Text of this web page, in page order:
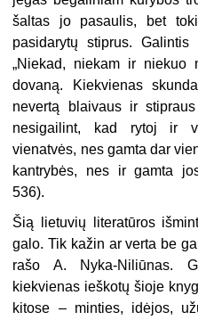
šaltas jo pasaulis, bet
pasidarytų stiprus.
„Niekad, nie­kam ir niekuo
dovaną. Kiekvienas
never­tą blaivaus ir
nesigailint, kad rytoj ir
vienatvės, nes gamta dar
kantry­bės, nes ir gamta
536).
Šią lietuvių literatūros
galo. Tik kažin ar verta be
rašo A. Nyka-Niliūnas.
kiekvienas ieškotų šioje
kitose – min­ties, idėjos,